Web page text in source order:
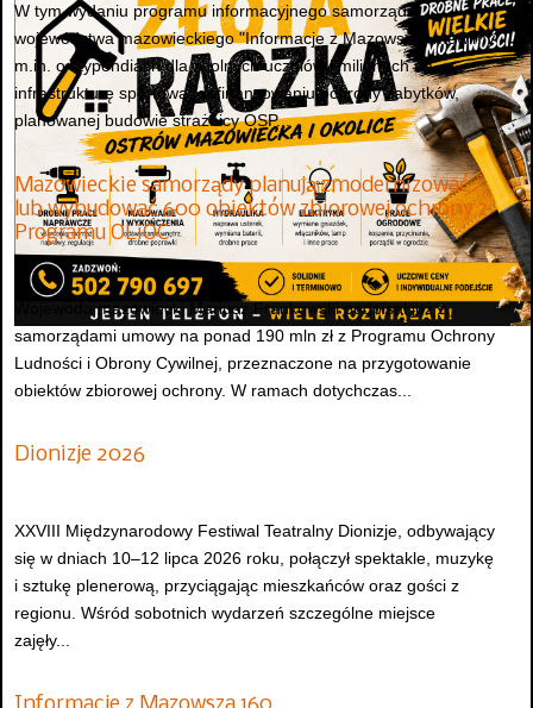
W tym wydaniu programu informacyjnego samorządu
województwa mazowieckiego "Informacje z Mazowsza" mówimy
m.in. o stypendiach dla zdolnych uczniów i milionach na
infrastrukturę sportową, dofinansowaniu ochrony zabytków,
planowanej budowie strażnicy OSP...
Mazowieckie samorządy planują zmodernizować
lub wybudować 600 obiektów zbiorowej ochrony z
Programu OLiOC
Wojewoda mazowiecki Mariusz Frankowski podpisał już z
samorządami umowy na ponad 190 mln zł z Programu Ochrony
Ludności i Obrony Cywilnej, przeznaczone na przygotowanie
obiektów zbiorowej ochrony. W ramach dotychczas...
Dionizje 2026
XXVIII Międzynarodowy Festiwal Teatralny Dionizje, odbywający
się w dniach 10–12 lipca 2026 roku, połączył spektakle, muzykę
i sztukę plenerową, przyciągając mieszkańców oraz gości z
regionu. Wśród sobotnich wydarzeń szczególne miejsce
zajęły...